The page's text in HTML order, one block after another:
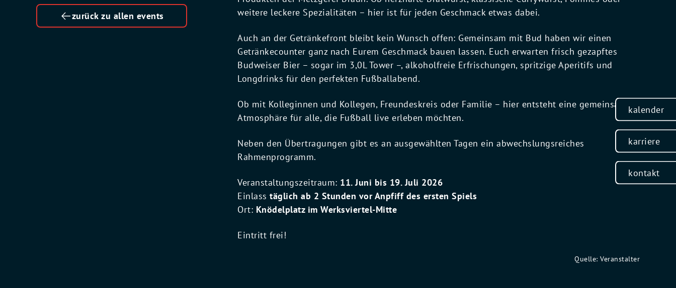
kalender
karriere
kontakt
weitere leckere Spezialitäten – hier ist für jeden Geschmack etwas dabei.
Auch an der Getränkefront bleibt kein Wunsch offen: Gemeinsam mit Bud haben wir einen
Getränkecounter ganz nach Eurem Geschmack bauen lassen. Euch erwarten frisch gezapftes
Budweiser Bier – sogar im 3,0L Tower –, alkoholfreie Erfrischungen, spritzige Aperitifs und
Longdrinks für den perfekten Fußballabend.
Ob mit Kolleginnen und Kollegen, Freundeskreis oder Familie – hier entsteht eine gemeinsame
Atmosphäre für alle, die Fußball live erleben möchten.
Neben den Übertragungen gibt es an ausgewählten Tagen ein abwechslungsreiches
Rahmenprogramm.
Veranstaltungszeitraum: 11. Juni bis 19. Juli 2026
Einlass täglich ab 2 Stunden vor Anpfiff des ersten Spiels
Ort: Knödelplatz im Werksviertel-Mitte
Eintritt frei!
Quelle: Veranstalter
zurück zu allen events